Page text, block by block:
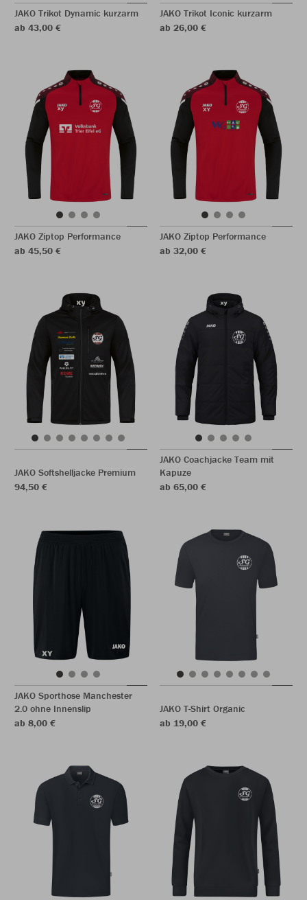
JAKO Trikot Dynamic kurzarm
ab 43,00 €
JAKO Trikot Iconic kurzarm
ab 26,00 €
JAKO Ziptop Performance
ab 45,50 €
JAKO Ziptop Performance
ab 32,00 €
JAKO Softshelljacke Premium
94,50 €
JAKO Coachjacke Team mit
Kapuze
ab 65,00 €
JAKO Sporthose Manchester
2.0 ohne Innenslip
ab 8,00 €
JAKO T-Shirt Organic
ab 19,00 €